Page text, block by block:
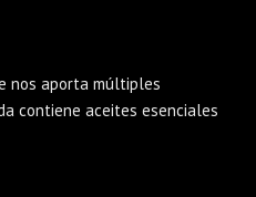
nos aporta múltiples
contiene aceites esenciales